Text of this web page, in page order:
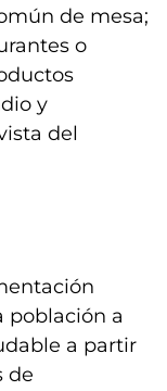
de mesa;
o
y
del
población a
a partir
de